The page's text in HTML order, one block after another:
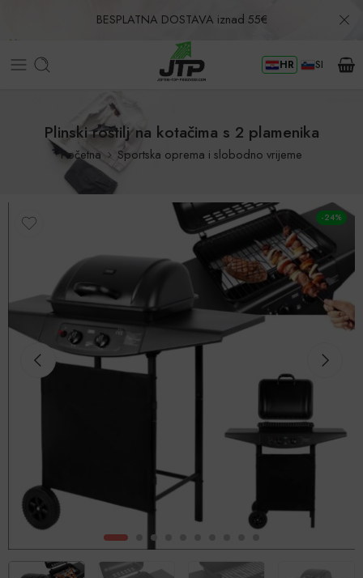
BESPLATNA DOSTAVA iznad 55€
Povrat u roku od 30 dana! HR SI
Plinski roštilj na kotačima s 2 plamenika
Početna Sportska oprema i slobodno vrijeme
-24%